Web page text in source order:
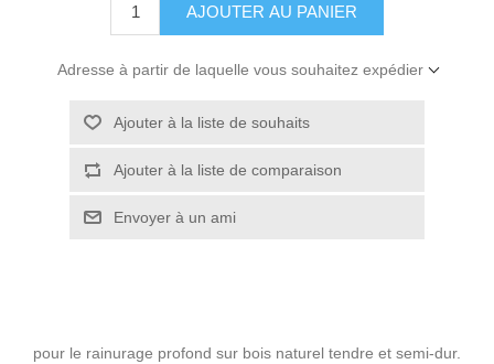
Adresse à partir de laquelle vous souhaitez expédier
pour le rainurage profond sur bois naturel tendre et semi-dur.